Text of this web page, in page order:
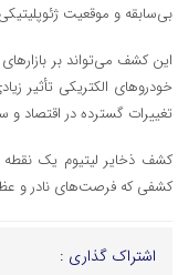
بی‌سابقه و موقعیت
این کشف می‌تواند بر
خودروهای الکتریکی تأثیر
تغییرات گسترده در اقتصاد و
کشف ذخایر لیتیوم یک نقطه
کشفی که فرصت‌های نادر و
اشتراک گذاری :